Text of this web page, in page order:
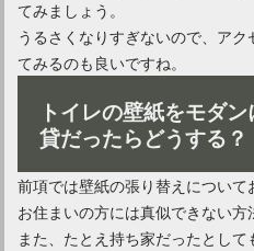
てみましょう。
うるさくなりすぎないので、ア
てみるのも良いですね。
トイレの壁紙をモダ
貸だったらどうする？
前項では壁紙の張り替えについ
お住まいの方には真似できない方
また、たとえ持ち家だったとし